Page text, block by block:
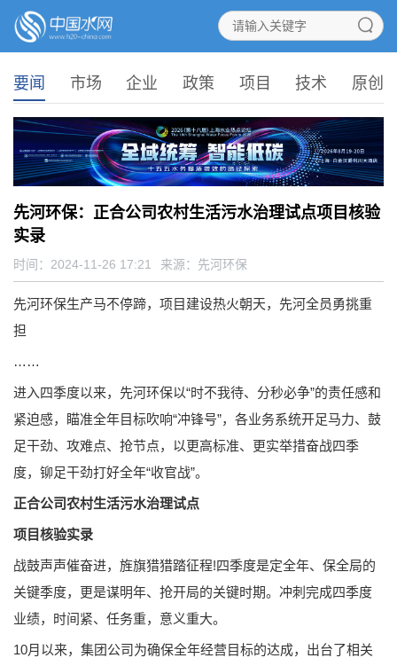
要闻 市场 企业 政策 项目 技术 原创
先河环保：正合公司农村生活污水治理试点项目核验
实录
时间：2024-11-26 17:21 来源： 先河环保
先河环保生产马不停蹄，项目建设热火朝天，先河全员勇挑重
担
……
进入四季度以来，先河环保以“时不我待、分秒必争”的责任感和
紧迫感，瞄准全年目标吹响“冲锋号”，各业务系统开足马力、鼓
足干劲、攻难点、抢节点，以更高标准、更实举措奋战四季
度，铆足干劲打好全年“收官战”。
正合公司农村生活污水治理试点
项目核验实录
战鼓声声催奋进，旌旗猎猎踏征程!四季度是定全年、保全局的
关键季度，更是谋明年、抢开局的关键时期。冲刺完成四季度
业绩，时间紧、任务重，意义重大。
10月以来，集团公司为确保全年经营目标的达成，出台了相关